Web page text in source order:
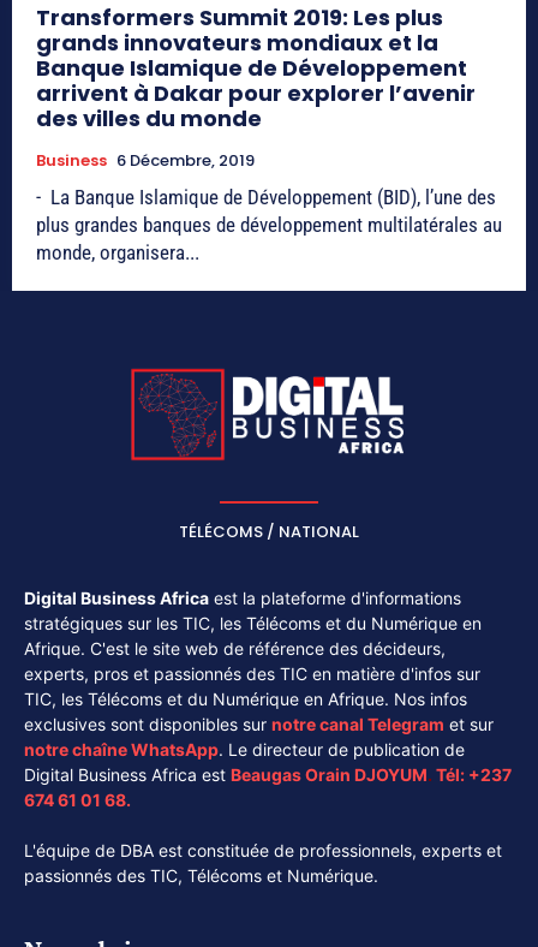
Transformers Summit 2019: Les plus
grands innovateurs mondiaux et la
Banque Islamique de Développement
arrivent à Dakar pour explorer l’avenir
des villes du monde
Business 6 Décembre, 2019
- La Banque Islamique de Développement (BID), l’une des
plus grandes banques de développement multilatérales au
monde, organisera...
TÉLÉCOMS / NATIONAL
Digital Business Africa est la plateforme d'informations
stratégiques sur les TIC, les Télécoms et du Numérique en
Afrique. C'est le site web de référence des décideurs,
experts, pros et passionnés des TIC en matière d'infos sur
TIC, les Télécoms et du Numérique en Afrique. Nos infos
exclusives sont disponibles sur notre canal Telegram et sur
notre chaîneWhatsApp. Le directeur de publication de
Digital Business Africa est Beaugas Orain DJOYUM. Tél: +237
674 61 01 68.
L'équipe de DBA est constituée de professionnels, experts et
passionnés des TIC, Télécoms et Numérique.